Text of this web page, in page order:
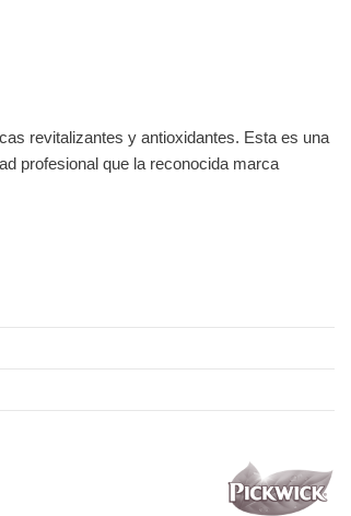
revitalizantes y antioxidantes. Esta es una
profesional que la reconocida marca